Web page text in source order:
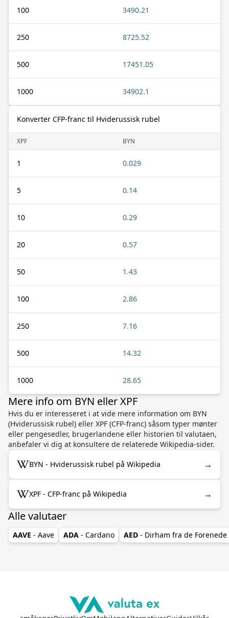
100 3490.21
250 8725.52
500 17451.05
1000 34902.1
Konverter CFP-franc til Hviderussisk rubel
XPF BYN
1 0.029
5 0.14
10 0.29
20 0.57
50 1.43
100 2.86
250 7.16
500 14.32
1000 28.65
Mere info om BYN eller XPF
Hvis du er interesseret i at vide mere information om BYN
(Hviderussisk rubel) eller XPF (CFP-franc) såsom typer mønter
eller pengesedler, brugerlandene eller historien til valutaen,
anbefaler vi dig at konsultere de relaterede Wikipedia-sider.
BYN - Hviderussisk rubel på Wikipedia →
XPF - CFP-franc på Wikipedia →
Alle valutaer
AAVE - Aave ADA - Cardano AED - Dirham fra de